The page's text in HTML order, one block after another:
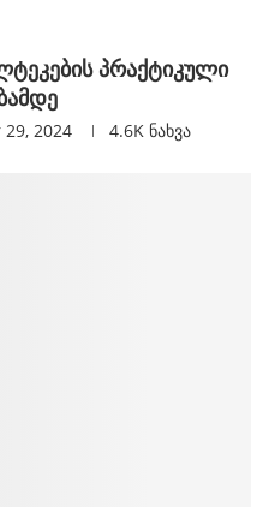
პრაქტიკული
2024 4.6K ნახვა